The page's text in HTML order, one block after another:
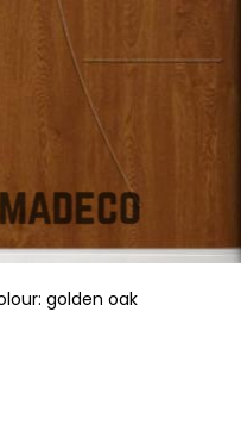
golden oak